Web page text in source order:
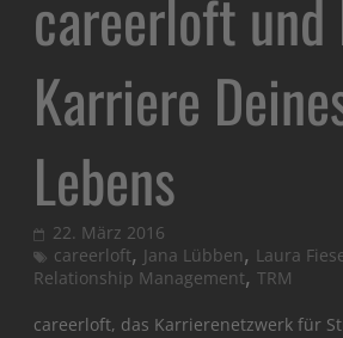
careerloft und
Karriere
Lebens
22. März 2016
careerloft, Jana Lübben, Laura
Relationship Management,TRM
careerloft, das Karrierenetzwerk für